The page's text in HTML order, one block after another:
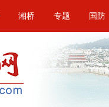
湘桥 专题 国防